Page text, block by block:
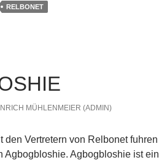
RELBONET
MÜHLENMEIER (ADMIN)
den Vertretern von Relbonet fuhren
Agbogbloshie. Agbogbloshie ist ein